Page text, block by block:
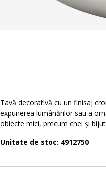
Tavă decorativă cu un finisaj
expunerea lumânărilor sau a
obiecte mici, precum chei și
Unitate de stoc: 4912750